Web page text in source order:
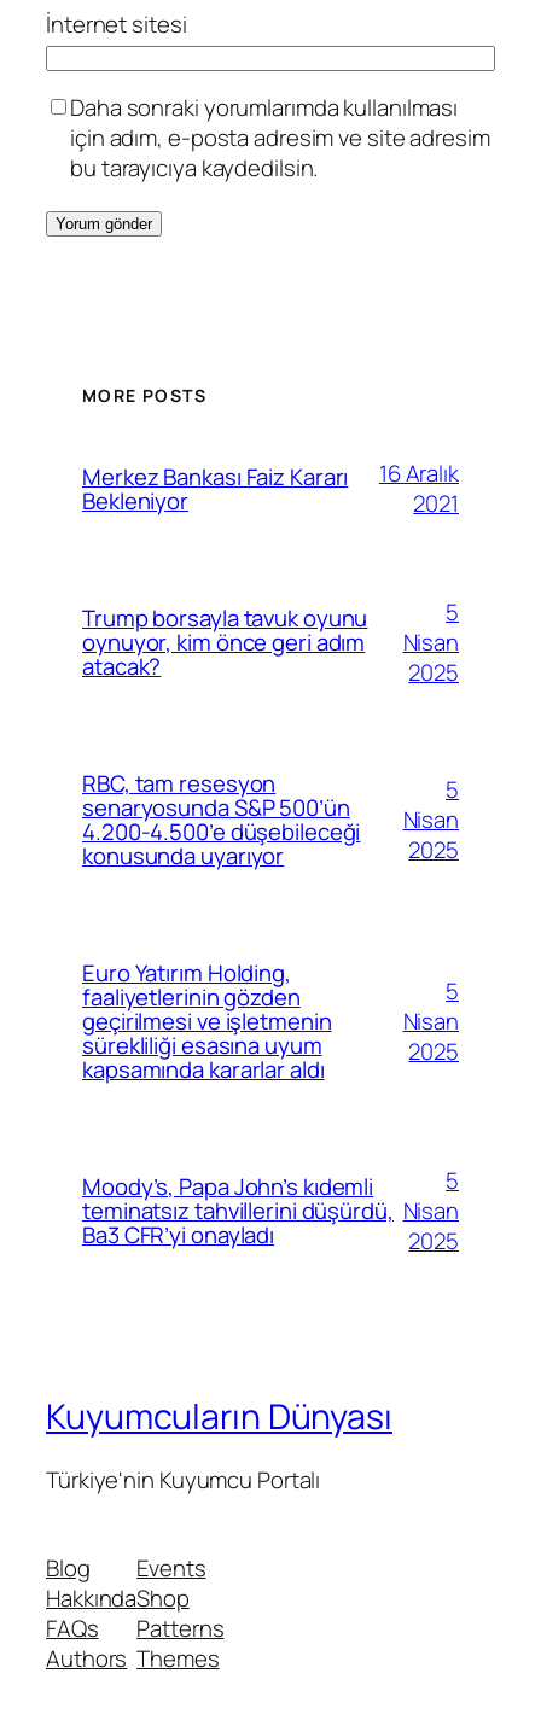
İnternet sitesi
Daha sonraki yorumlarımda kullanılması
için adım, e-posta adresim ve site adresim
bu tarayıcıya kaydedilsin.
MORE POSTS
Merkez Bankası Faiz Kararı
Bekleniyor
16 Aralık
2021
Trump borsayla tavuk oyunu
oynuyor, kim önce geri adım
atacak?
5
Nisan
2025
RBC, tam resesyon
senaryosunda S&P 500’ün
4.200-4.500’e düşebileceği
konusunda uyarıyor
5
Nisan
2025
Euro Yatırım Holding,
faaliyetlerinin gözden
geçirilmesi ve işletmenin
sürekliliği esasına uyum
kapsamında kararlar aldı
5
Nisan
2025
Moody’s, Papa John’s kıdemli
teminatsız tahvillerini düşürdü,
Ba3 CFR’yi onayladı
5
Nisan
2025
Kuyumcuların Dünyası
Türkiye'nin Kuyumcu Portalı
Blog
Hakkında
FAQs
Authors
Events
Shop
Patterns
Themes